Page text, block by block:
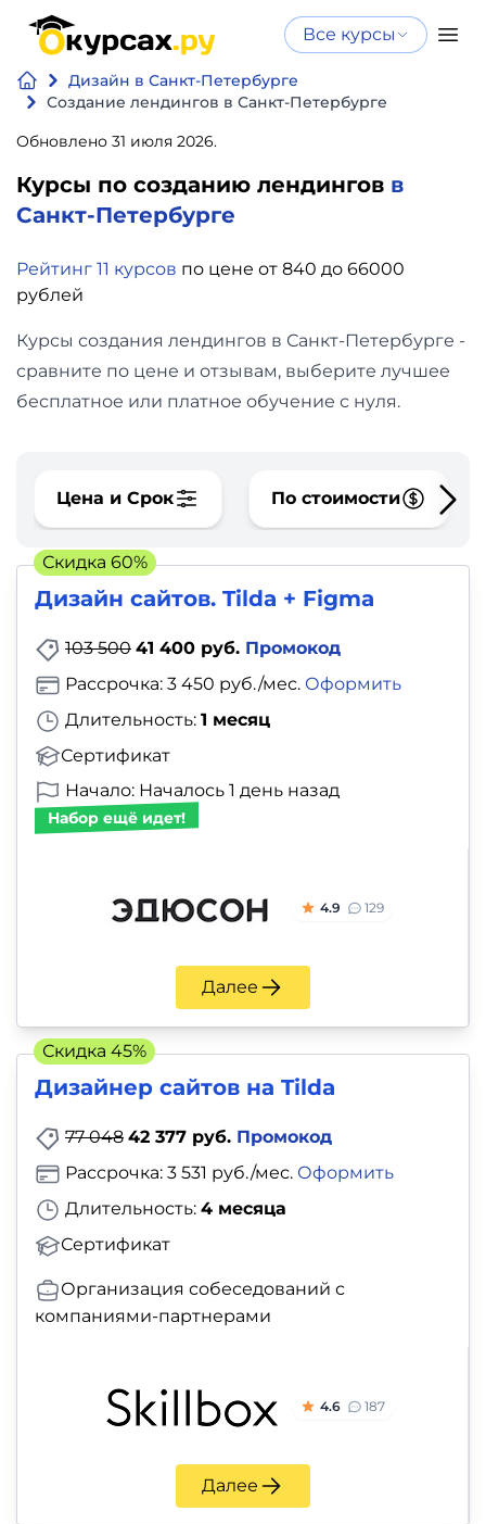
Все курсы
Дизайн в Санкт-Петербурге
Создание лендингов в Санкт-Петербурге
Обновлено 31 июля 2026.
Курсы по созданию лендингов в
Санкт-Петербурге
Рейтинг 11 курсов по цене от 840 до 66000
рублей
Курсы создания лендингов в Санкт-Петербурге -
сравните по цене и отзывам, выберите лучшее
бесплатное или платное обучение с нуля.
Цена и Срок По стоимости
Дизайн сайтов. Tilda + Figma
103 500 41 400 руб. Промокод
Длительность: 1 месяц
Сертификат
Рассрочка: 3 450 руб./мес. Оформить
Начало: Началось 1 день назад
Набор ещё идет!
4.9 129
Далее
Скидка 60%
Дизайнер сайтов на Tilda
77 048 42 377 руб. Промокод
Длительность: 4 месяца
Сертификат
Рассрочка: 3 531 руб./мес. Оформить
Организация собеседований с
компаниями-партнерами
4.6 187
Далее
Скидка 45%
Нейросеть
и ИИ
Бизнес
финансы
Дизайн
Аналитика
фото,
аудио
Маркетинг
Иностранный
язык
Для
детей
Красота,
фитнес
саморазвитие
Прочее
Репетиторы
Тесты
на
профориентацию
Нейросеть и ИИ
интеллекту
Курсы по нейросетям